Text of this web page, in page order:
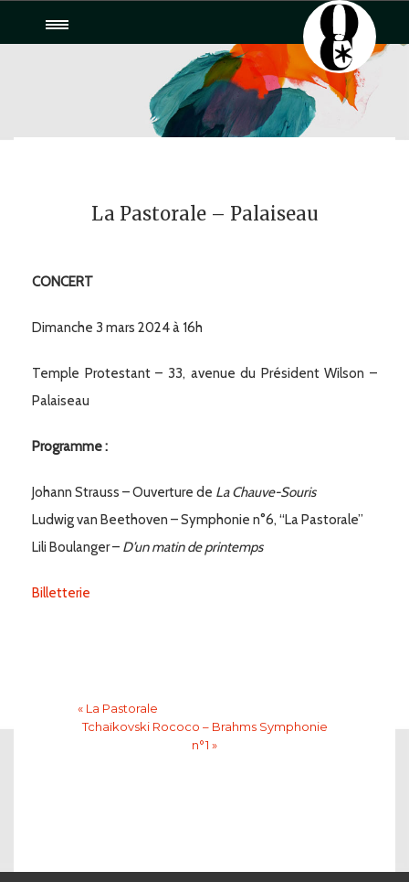
Toggle
navigation
La Pastorale – Palaiseau
CONCERT
Dimanche 3 mars 2024 à 16h
Temple Protestant – 33, avenue du Président Wilson –
Palaiseau
Programme :
Johann Strauss – Ouverture de La Chauve-Souris
Ludwig van Beethoven – Symphonie n°6, “La Pastorale”
Lili Boulanger – D’un matin de printemps
Billetterie
« La Pastorale
Tchaïkovski Rococo – Brahms Symphonie
n°1 »